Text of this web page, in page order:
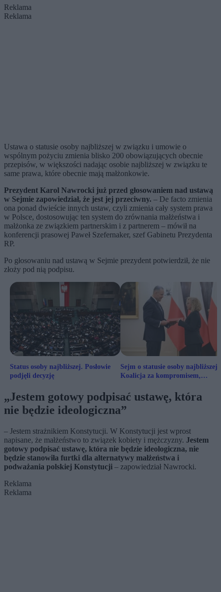
Reklama
Reklama
Ustawa o statusie osoby najbliższej w związku i umowie o
wspólnym pożyciu zmienia blisko 200 obowiązujących obecnie
przepisów, w większości nadając osobie najbliższej w związku te
same prawa, które obecnie mają małżonkowie.
Prezydent Karol Nawrocki już przed głosowaniem nad ustawą
w Sejmie zapowiedział, że jest jej przeciwny. – De facto zmienia
ona ponad dwieście innych ustaw, czyli zmienia cały system prawa
w Polsce, dostosowując ten system do zrównania małżeństwa i
małżonka ze związkiem partnerskim i z partnerem – mówił na
konferencji prasowej Paweł Szefernaker, szef Gabinetu Prezydenta
RP.
Po głosowaniu nad ustawą w Sejmie prezydent potwierdził, że nie
złoży pod nią podpisu.
Status osoby najbliższej. Posłowie
podjęli decyzję
Sejm o statusie osoby najbliższej.
Koalicja za kompromisem,
„Jestem gotowy podpisać ustawę, która
nie będzie ideologiczna”
– Jestem strażnikiem Konstytucji. W Konstytucji jest wprost
napisane, że małżeństwo to związek kobiety i mężczyzny. Jestem
gotowy podpisać ustawę, która nie będzie ideologiczna, nie
będzie stanowiła furtki dla alternatywy małżeństwa i
podważania polskiej Konstytucji – zapowiedział Nawrocki.
Reklama
Reklama